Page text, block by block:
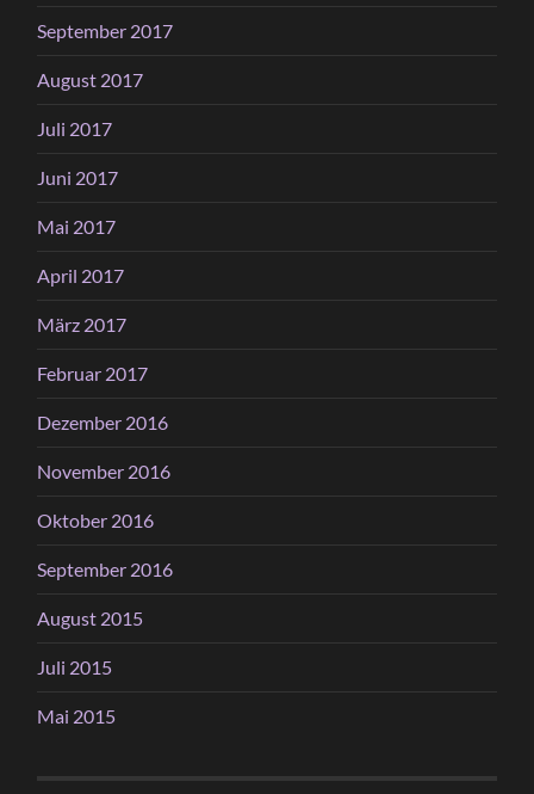
September 2017
August 2017
Juli 2017
Juni 2017
Mai 2017
April 2017
März 2017
Februar 2017
Dezember 2016
November 2016
Oktober 2016
September 2016
August 2015
Juli 2015
Mai 2015